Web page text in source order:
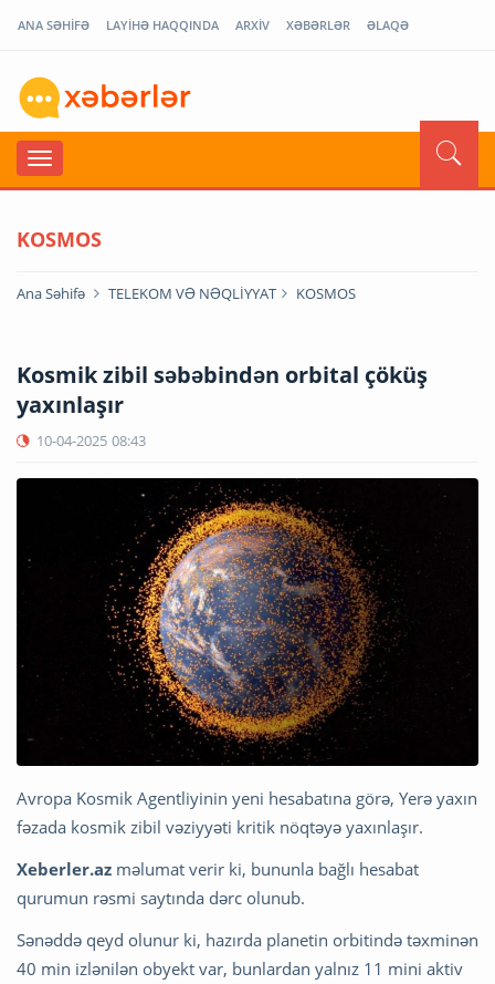
ANA SƏHİFƏ LAYİHƏ HAQQINDA ARXİV XƏBƏRLƏR ƏLAQƏ
KOSMOS
Ana Səhifə TELEKOM VƏ NƏQLİYYAT KOSMOS
Kosmik zibil səbəbindən orbital çöküş
yaxınlaşır
10-04-2025 08:43
Avropa Kosmik Agentliyinin yeni hesabatına görə, Yerə yaxın
fəzada kosmik zibil vəziyyəti kritik nöqtəyə yaxınlaşır.
Xeberler.az məlumat verir ki, bununla bağlı hesabat
qurumun rəsmi saytında dərc olunub.
Sənəddə qeyd olunur ki, hazırda planetin orbitində təxminən
40 min izlənilən obyekt var, bunlardan yalnız 11 mini aktiv